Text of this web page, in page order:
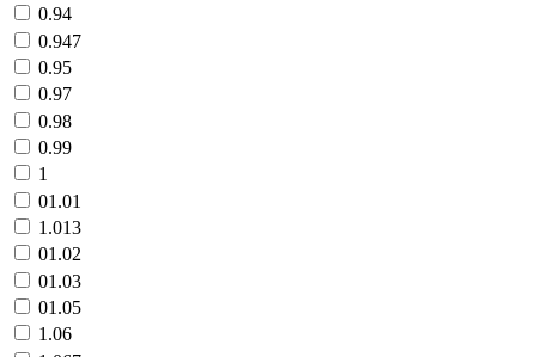
0.94
0.947
0.95
0.97
0.98
0.99
1
01.01
1.013
01.02
01.03
01.05
1.06